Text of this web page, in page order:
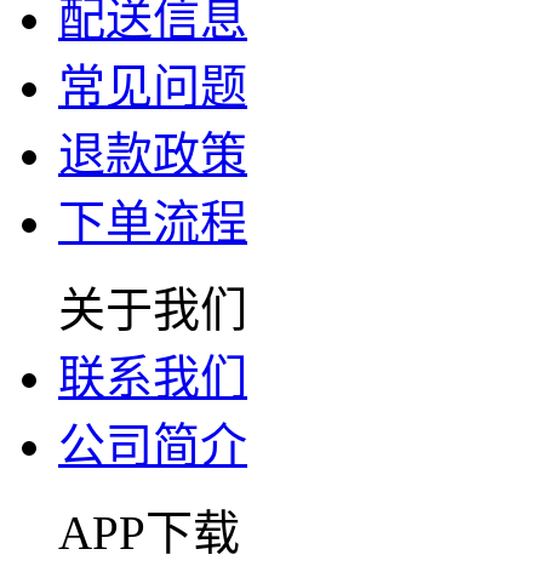
配送信息
常见问题
退款政策
下单流程
关于我们
联系我们
公司简介
APP下载